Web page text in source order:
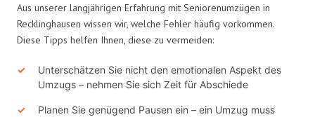
Aus unserer langjährigen Erfahrung mit Seniorenumzügen in
Recklinghausen wissen wir, welche Fehler häufig vorkommen.
Diese Tipps helfen Ihnen, diese zu vermeiden:
Unterschätzen Sie nicht den emotionalen Aspekt des
Umzugs – nehmen Sie sich Zeit für Abschiede
Planen Sie genügend Pausen ein – ein Umzug muss